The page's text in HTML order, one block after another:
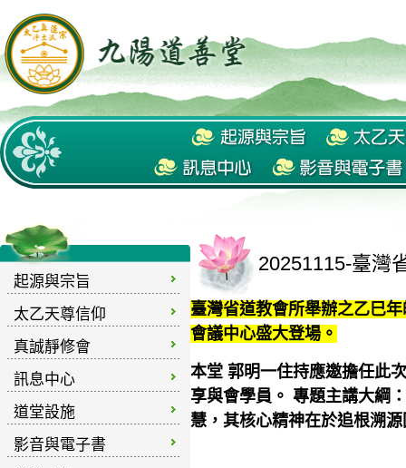
起源與宗旨
太乙天尊信仰
真誠靜修會
訊息中心
道堂設施
影音與電子書
20251115-臺灣
臺灣省道教會所舉辦之乙巳
會議中心盛大登場。
本堂 郭明一住持應邀擔任此
享與會學員。 專題主講大綱
慧，其核心精神在於追根溯